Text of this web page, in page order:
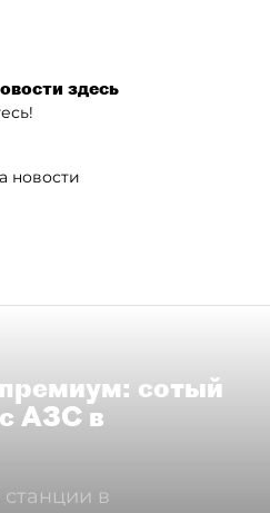
здесь
новости
сотый
АЗС в
в